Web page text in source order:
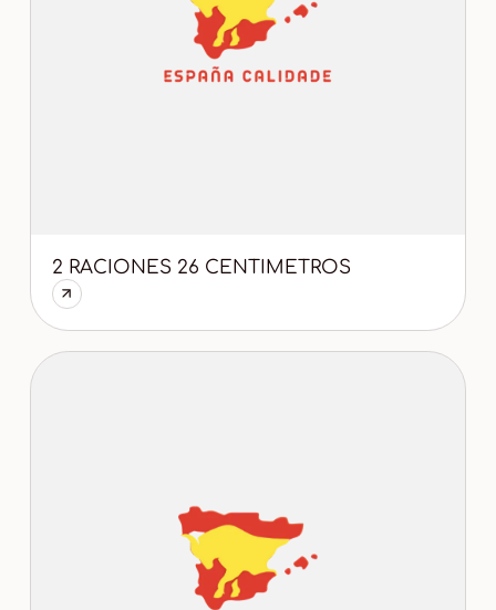
2 RACIONES 26 CENTIMETROS